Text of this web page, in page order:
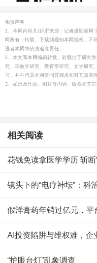
免责声明
1、本网内容凡注明"来源：记者摄影家网
网所有，转载、下载须通知本网授权，不
违者本网将依法追究责任。
2、本文系本网编辑转载，转载出于研究
究、宗教学研究、教育学研究、文学研究
习，并不代表本网赞同其观点和对其真实
3、如涉及作品、图片等内容、版权和其
相关阅读
花钱免读拿医学学历 斩断
镜头下的“电疗神坛”：科
假洋膏药年销过亿元，平
AI投资陷阱与维权难，企
“护眼台灯”乱象调查